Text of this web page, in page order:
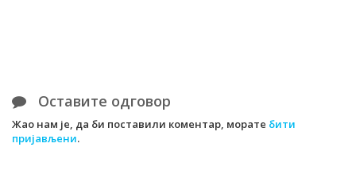
Оставите одговор
Жао нам је, да би поставили коментар, морате бити
пријављени.